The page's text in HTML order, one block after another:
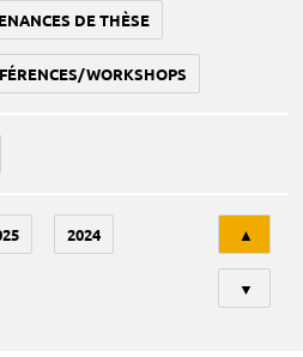
DE THÈSE
WORKSHOPS
2024 ▲
▼